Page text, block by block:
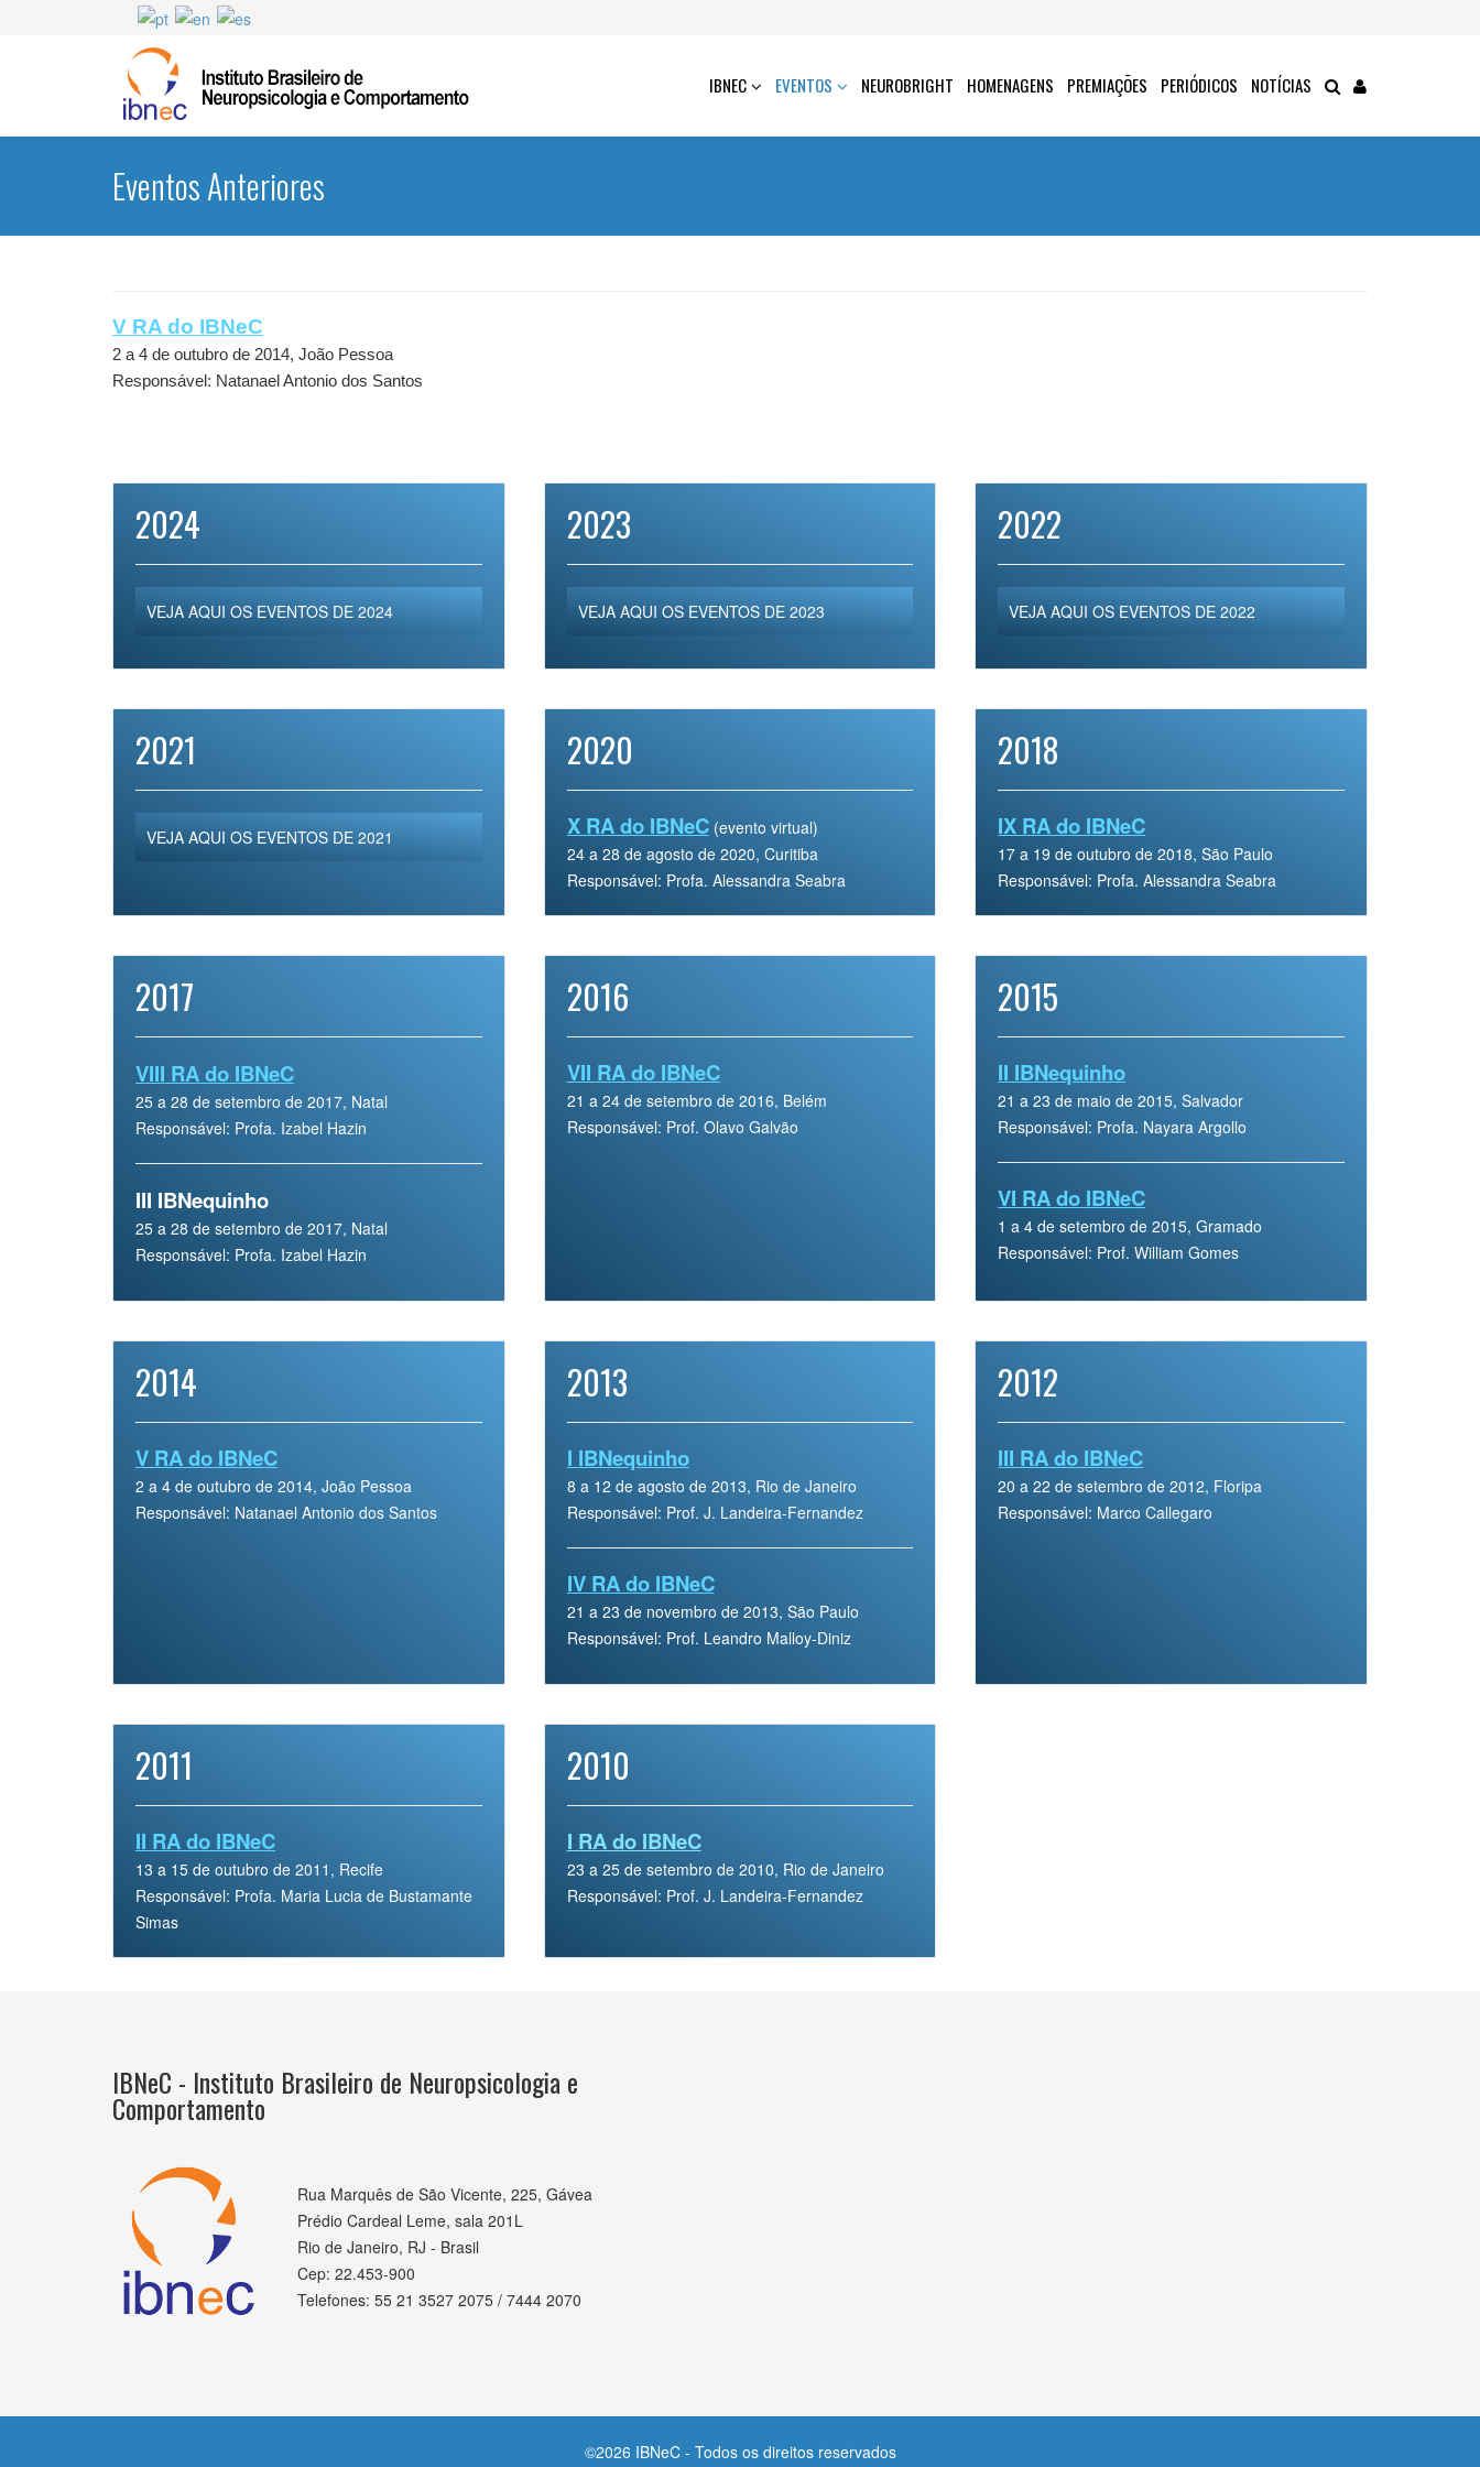
IBNEC EVENTOS NEUROBRIGHT HOMENAGENS PREMIAÇÕES PERIÓDICOS NOTÍCIAS
Eventos Anteriores
V RA do IBNeC
2 a 4 de outubro de 2014, João Pessoa
Responsável: Natanael Antonio dos Santos
2024
VEJA AQUI OS EVENTOS DE 2024
2023
VEJA AQUI OS EVENTOS DE 2023
2022
VEJA AQUI OS EVENTOS DE 2022
2021
VEJA AQUI OS EVENTOS DE 2021
2020
X RA do IBNeC(evento virtual)
24 a 28 de agosto de 2020, Curitiba
Responsável: Profa. Alessandra Seabra
2018
IX RA do IBNeC
17 a 19 de outubro de 2018, São Paulo
Responsável: Profa. Alessandra Seabra
2017
VIII RA do IBNeC
25 a 28 de setembro de 2017, Natal
Responsável: Profa. Izabel Hazin
III IBNequinho
25 a 28 de setembro de 2017, Natal
Responsável: Profa. Izabel Hazin
2016
VII RA do IBNeC
21 a 24 de setembro de 2016, Belém
Responsável: Prof. Olavo Galvão
2015
II IBNequinho
21 a 23 de maio de 2015, Salvador
Responsável: Profa. Nayara Argollo
VI RA do IBNeC
1 a 4 de setembro de 2015, Gramado
Responsável: Prof. William Gomes
2014
V RA do IBNeC
2 a 4 de outubro de 2014, João Pessoa
Responsável: Natanael Antonio dos Santos
2013
I IBNequinho
8 a 12 de agosto de 2013, Rio de Janeiro
Responsável: Prof. J. Landeira-Fernandez
IV RA do IBNeC
21 a 23 de novembro de 2013, São Paulo
Responsável: Prof. Leandro Malloy-Diniz
2012
III RA do IBNeC
20 a 22 de setembro de 2012, Floripa
Responsável: Marco Callegaro
2011
II RA do IBNeC
13 a 15 de outubro de 2011, Recife
Responsável: Profa. Maria Lucia de Bustamante
Simas
2010
I RA do IBNeC
23 a 25 de setembro de 2010, Rio de Janeiro
Responsável: Prof. J. Landeira-Fernandez
IBNeC - Instituto Brasileiro de Neuropsicologia e
Comportamento
Rua Marquês de São Vicente, 225, Gávea
Prédio Cardeal Leme, sala 201L
Rio de Janeiro, RJ - Brasil
Cep: 22.453-900
Telefones: 55 21 3527 2075 / 7444 2070
©2026 IBNeC - Todos os direitos reservados